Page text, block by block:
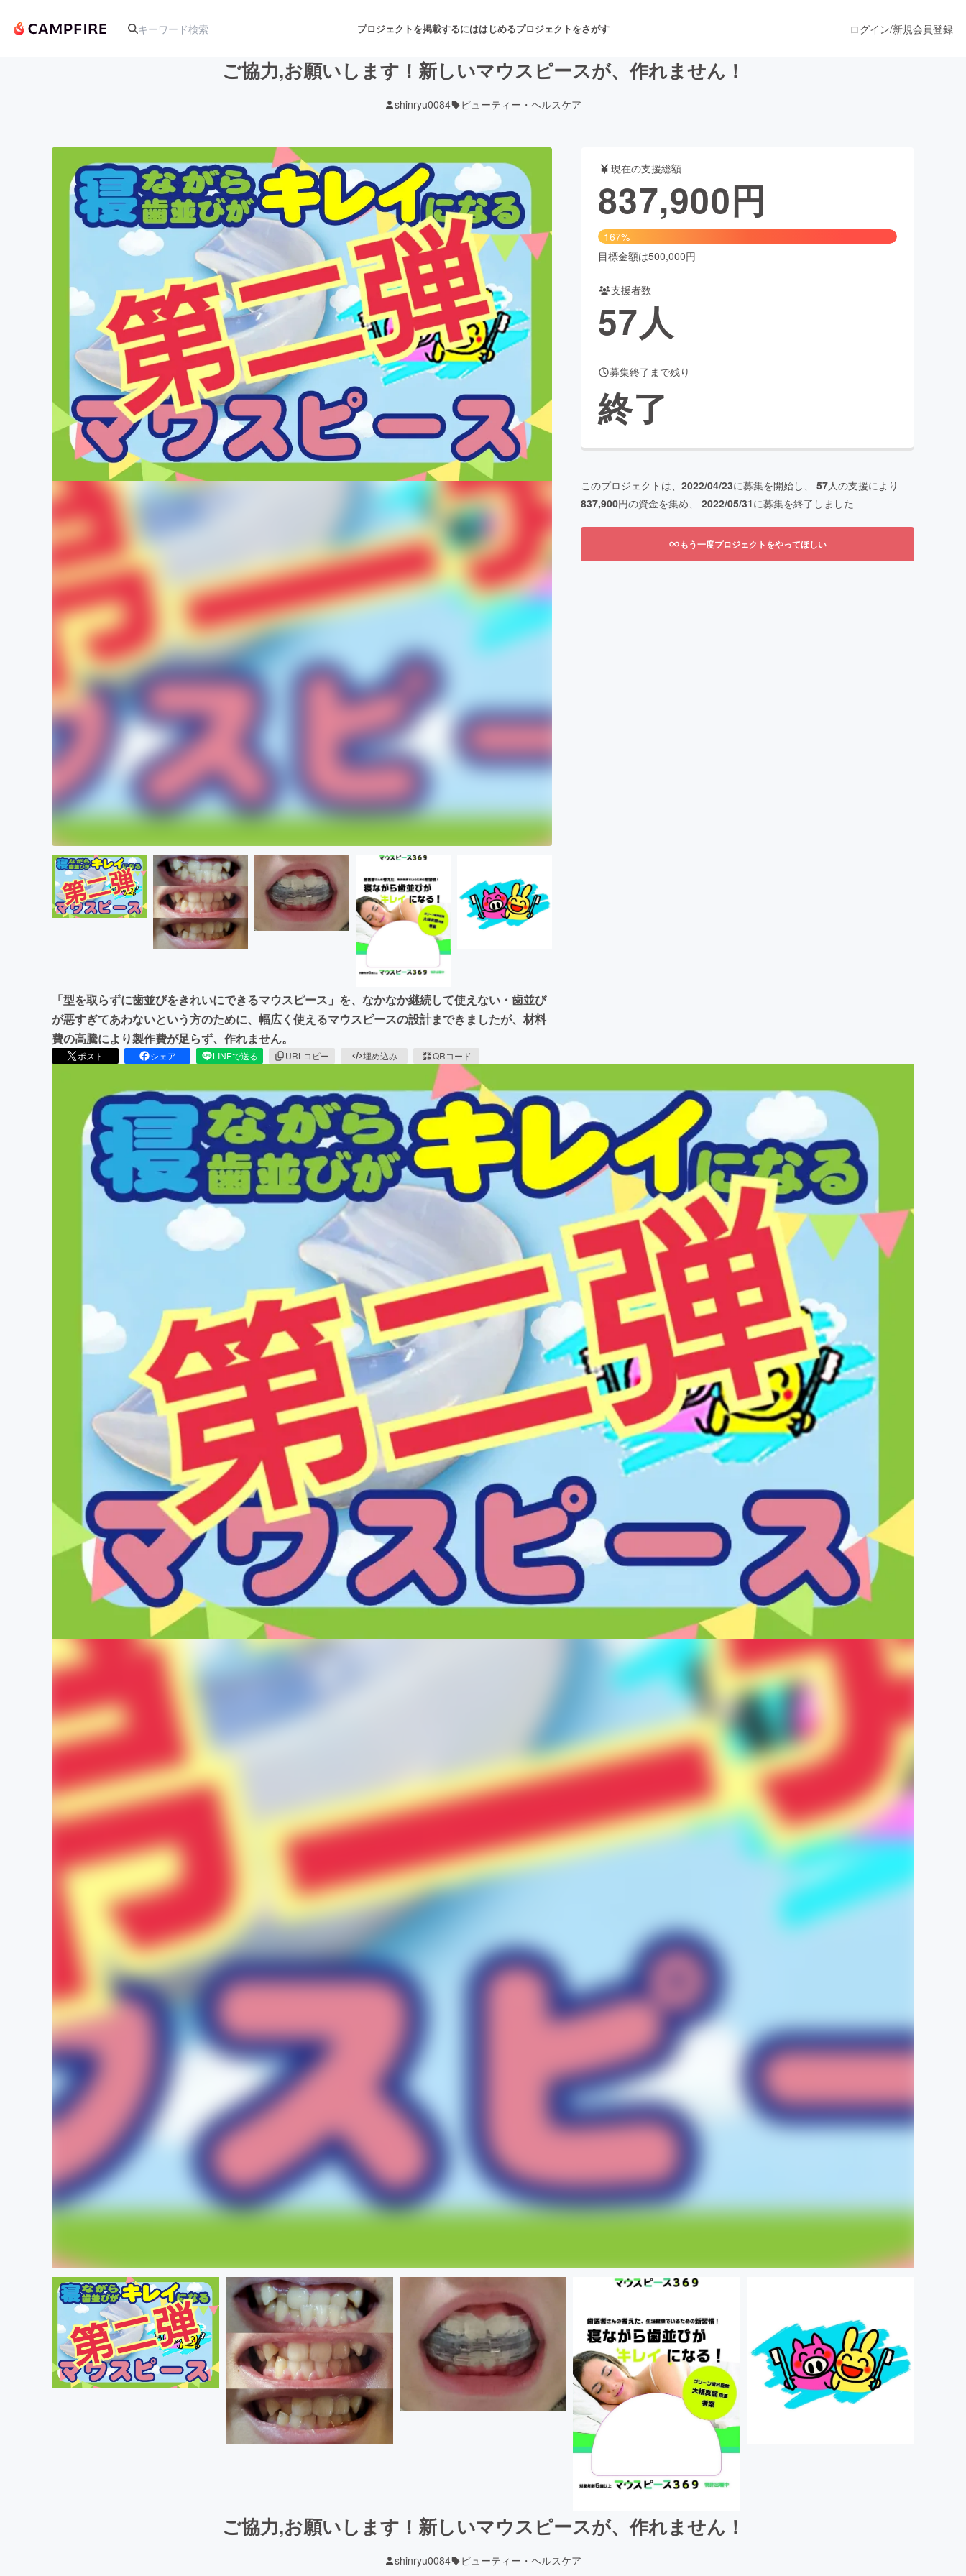
プロジェクトを掲載するにははじめるプロジェクトをさがす
アート・写真 音楽 舞台・パフォーマンス
テクノロジー・ガジェット ゲーム・サービス開発 ファッション
映像・映画 書籍・雑誌出版 アニメ・漫画
ビジネス・起業 チャレンジ ビューティー・ヘルスケア
まちづくり・地域活性化
CAMPFIRE for Social Good
CAMPFIREふるさと納税machi-ya コミュニティ
ログイン/新規会員登録
ご協力,お願いします！新しいマウスピースが、作れません！
shinryu0084 ビューティー・ヘルスケア
「型を取らずに歯並びをきれいにできるマウスピース」を、なかなか継続して使えない・歯並び
が悪すぎてあわないという方のために、幅広く使えるマウスピースの設計まできましたが、材料
費の高騰により製作費が足らず、作れません。
ポスト シェア LINEで送る URLコピー 埋め込み QRコード
現在の支援総額
837,900円
167%
目標金額は500,000円
支援者数
57人
募集終了まで残り
終了
このプロジェクトは、 2022/04/23に募集を開始し、 57人の支援により
837,900円の資金を集め、 2022/05/31に募集を終了しました
もう一度プロジェクトをやってほしい
ご協力,お願いします！新しいマウスピースが、作れません！
shinryu0084 ビューティー・ヘルスケア